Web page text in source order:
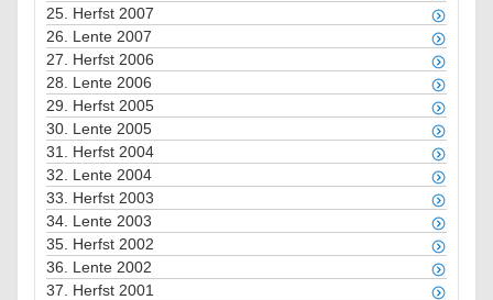
25. Herfst 2007
26. Lente 2007
27. Herfst 2006
28. Lente 2006
29. Herfst 2005
30. Lente 2005
31. Herfst 2004
32. Lente 2004
33. Herfst 2003
34. Lente 2003
35. Herfst 2002
36. Lente 2002
37. Herfst 2001